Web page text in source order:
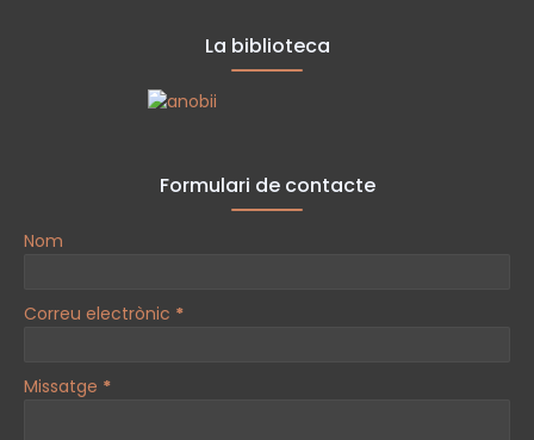
La biblioteca
Formulari de contacte
Nom
Correu electrònic *
Missatge *